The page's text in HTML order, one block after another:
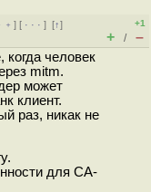
] [ · · ·][↑]
+1
+ / –
когда человек
mitm.
может
клиент.
раз, никак не
для CA-